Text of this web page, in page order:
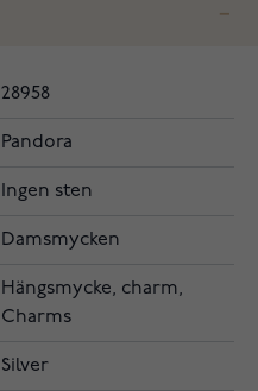
28958
Pandora
Ingen sten
Damsmycken
Hängsmycke, charm,
Charms
Silver